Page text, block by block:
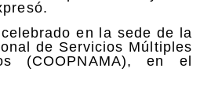
en la sede de la
de Servicios Múltiples
(COOPNAMA), en el